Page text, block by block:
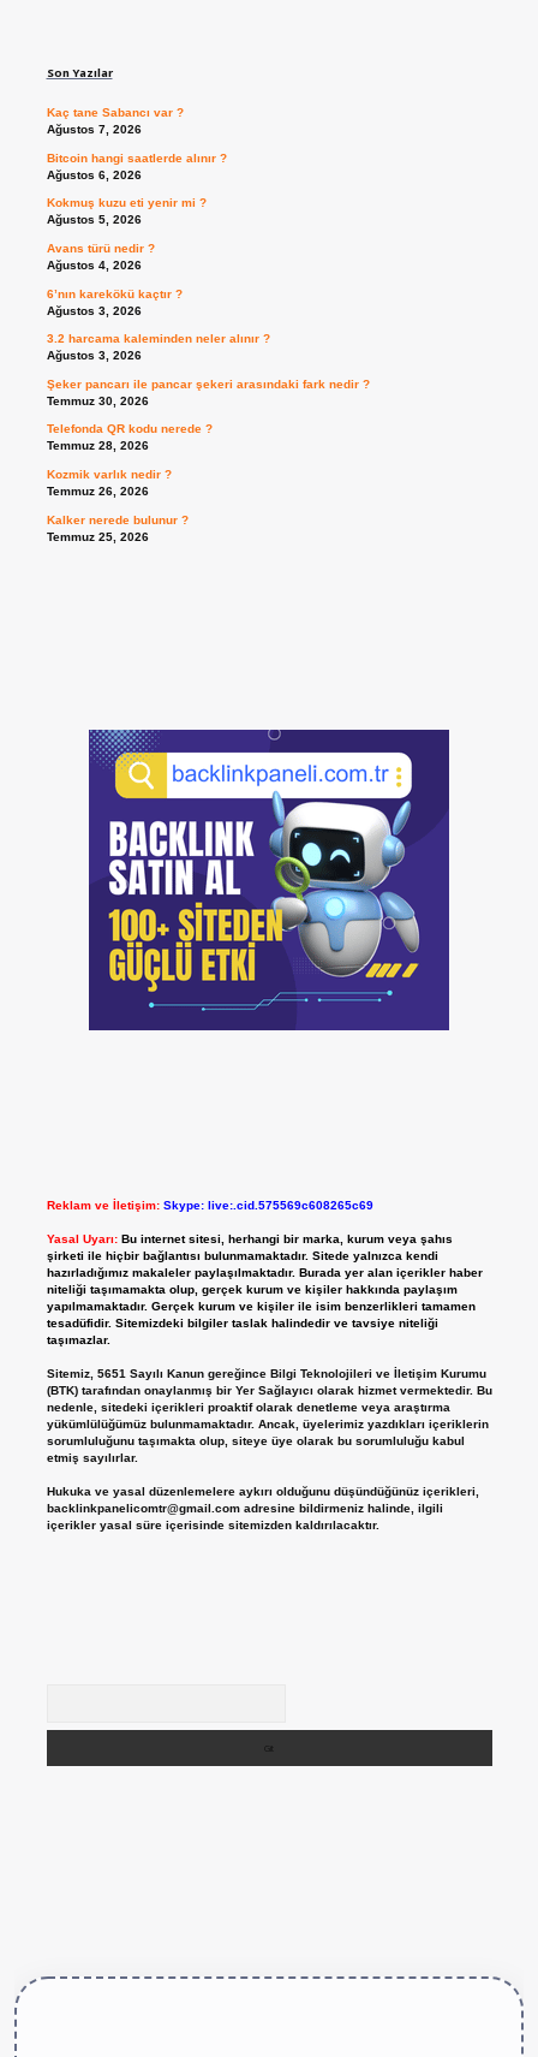
Son Yazılar
Kaç tane Sabancı var ?
Ağustos 7, 2026
Bitcoin hangi saatlerde alınır ?
Ağustos 6, 2026
Kokmuş kuzu eti yenir mi ?
Ağustos 5, 2026
Avans türü nedir ?
Ağustos 4, 2026
6’nın karekökü kaçtır ?
Ağustos 3, 2026
3.2 harcama kaleminden neler alınır ?
Ağustos 3, 2026
Şeker pancarı ile pancar şekeri arasındaki fark nedir ?
Temmuz 30, 2026
Telefonda QR kodu nerede ?
Temmuz 28, 2026
Kozmik varlık nedir ?
Temmuz 26, 2026
Kalker nerede bulunur ?
Temmuz 25, 2026
Reklam ve İletişim: Skype: live:.cid.575569c608265c69
Yasal Uyarı: Bu internet sitesi, herhangi bir marka, kurum veya şahıs
şirketi ile hiçbir bağlantısı bulunmamaktadır. Sitede yalnızca kendi
hazırladığımız makaleler paylaşılmaktadır. Burada yer alan içerikler haber
niteliği taşımamakta olup, gerçek kurum ve kişiler hakkında paylaşım
yapılmamaktadır. Gerçek kurum ve kişiler ile isim benzerlikleri tamamen
tesadüfidir. Sitemizdeki bilgiler taslak halindedir ve tavsiye niteliği
taşımazlar.
Sitemiz, 5651 Sayılı Kanun gereğince Bilgi Teknolojileri ve İletişim Kurumu
(BTK) tarafından onaylanmış bir Yer Sağlayıcı olarak hizmet vermektedir. Bu
nedenle, sitedeki içerikleri proaktif olarak denetleme veya araştırma
yükümlülüğümüz bulunmamaktadır. Ancak, üyelerimiz yazdıkları içeriklerin
sorumluluğunu taşımakta olup, siteye üye olarak bu sorumluluğu kabul
etmiş sayılırlar.
Hukuka ve yasal düzenlemelere aykırı olduğunu düşündüğünüz içerikleri,
backlinkpanelicomtr@gmail.comadresine bildirmeniz halinde, ilgili
içerikler yasal süre içerisinde sitemizden kaldırılacaktır.